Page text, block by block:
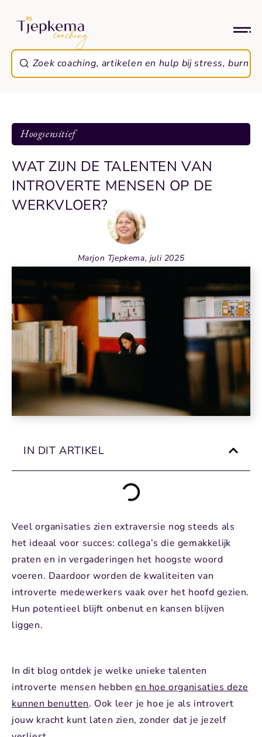
Hoogsensitief
WAT ZIJN DE TALENTEN VAN
INTROVERTE MENSEN OP DE
WERKVLOER?
Marjon Tjepkema, juli 2025
IN DIT ARTIKEL
Veel organisaties zien extraversie nog steeds als
het ideaal voor succes: collega’s die gemakkelijk
praten en in vergaderingen het hoogste woord
voeren. Daardoor worden de kwaliteiten van
introverte medewerkers vaak over het hoofd gezien.
Hun potentieel blijft onbenut en kansen blijven
liggen.
In dit blog ontdek je welke unieke talenten
introverte mensen hebbenen hoe organisaties deze
kunnen benutten. Ook leer je hoe je als introvert
jouw kracht kunt laten zien, zonder dat je jezelf